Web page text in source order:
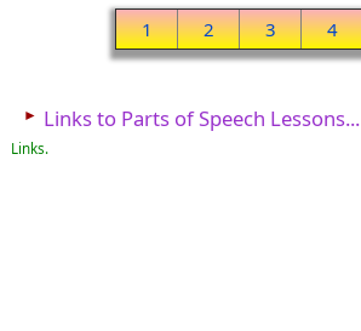
1 2 3 4
► Links to Parts of Speech Lessons...
Links.